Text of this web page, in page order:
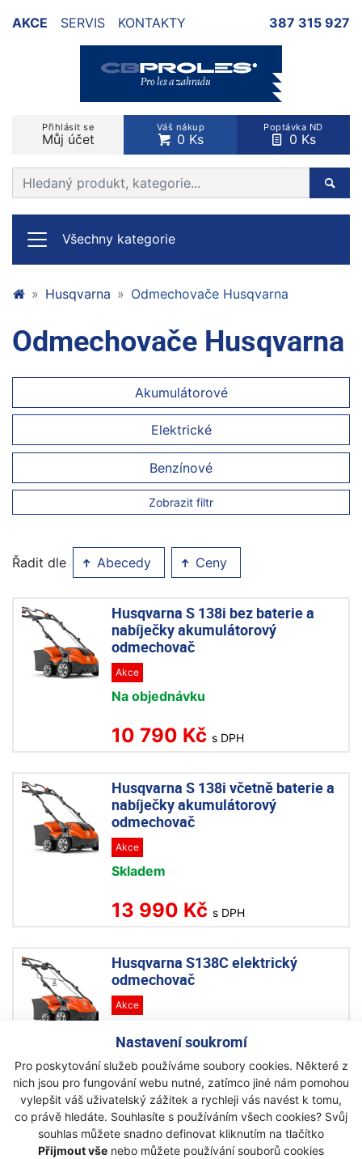
Nastavení soukromí
Pro poskytování služeb používáme soubory cookies. Některé z
nich jsou pro fungování webu nutné, zatímco jiné nám pomohou
vylepšit váš uživatelský zážitek a rychleji vás navést k tomu,
co právě hledáte. Souhlasíte s používáním všech cookies? Svůj
souhlas můžete snadno definovat kliknutím na tlačítko
Přijmout vše nebo můžete používání souborů cookies
AKCE SERVIS KONTAKTY 387 315 927
Přihlásit se
Můj účet
Váš nákup
0 Ks
Poptávka ND
0 Ks
Prohledat web
Všechny kategorie
Husqvarna Odmechovače Husqvarna
Odmechovače Husqvarna
Akumulátorové
Elektrické
Benzínové
Zobrazit filtr
Řadit dle Abecedy Ceny
Husqvarna S 138i bez baterie a
nabíječky akumulátorový
odmechovač
Akce
Na objednávku
10 790 Kč s DPH
Husqvarna S 138i včetně baterie a
nabíječky akumulátorový
odmechovač
Akce
Skladem
13 990 Kč s DPH
Husqvarna S138C elektrický
odmechovač
Akce
6 990 Kč s DPH
Husqvarna S 500 Pro odmechovač
Na objednávku